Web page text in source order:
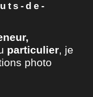
de-
particulier, je
photo